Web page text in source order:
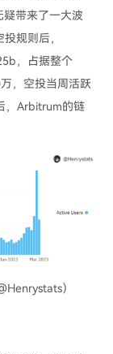
带来了一大波
规则后，
，占据整个
，空投当周活跃
，Arbitrum的链
）